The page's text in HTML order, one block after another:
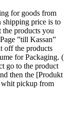
for goods from
shipping price is to
products you
”till Kassan”
off the products
for Packaging. (
go to the product
then the [Produkt
pickup from